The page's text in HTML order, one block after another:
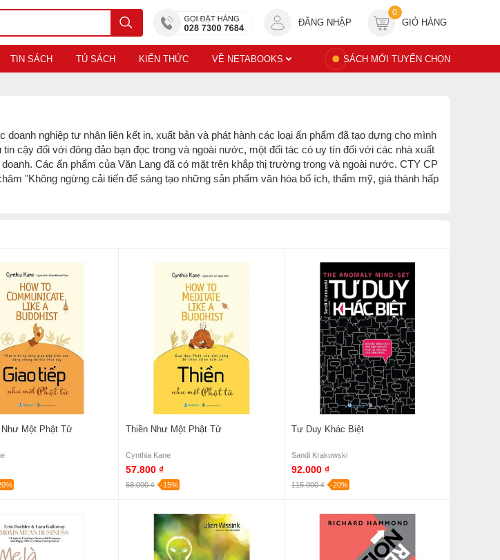
ĐĂNG NHẬP
0
GIỎ HÀNG
TIN SÁCH TỦ SÁCH KIẾN THỨC VỀ NETABOOKS SÁCH MỚI TUYỂN CHỌN
nghiệp tư nhân liên kết in, xuất bản và phát hành các loại ấn phẩm đã tạo dựng cho mình
cậy đối với đông đảo bạn đọc trong và ngoài nước, một đối tác có uy tín đối với các nhà xuất
Các ấn phẩm của Văn Lang đã có mặt trên khắp thị trường trong và ngoài nước. CTY CP
"Không ngừng cải tiến để sáng tạo những sản phẩm văn hóa bổ ích, thẩm mỹ, giá thành hấp
Như Một Phật Tử Thiền Như Một Phật Tử
Cynthia Kane
57.800 ₫
68.000 ₫ -15%
Tư Duy Khác Biệt
Sandi Krakowski
92.000 ₫
115.000 ₫ -20%